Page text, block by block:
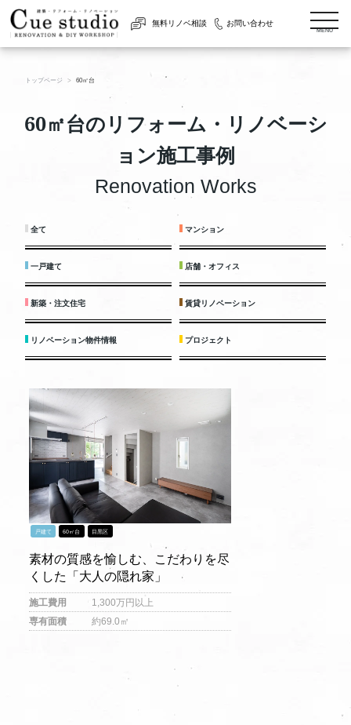
無料リノベ相談 お問い合わせ
MENU
トップページ 60㎡台
60㎡台のリフォーム・リノベーシ
ョン施工事例
Renovation Works
全て マンション
一戸建て 店舗・オフィス
新築・注文住宅 賃貸リノベーション
リノベーション物件情報 プロジェクト
戸建て 60㎡台 目黒区
素材の質感を愉しむ、こだわりを尽
くした「大人の隠れ家」
施工費用
1,300万円以上
専有面積
約69.0㎡